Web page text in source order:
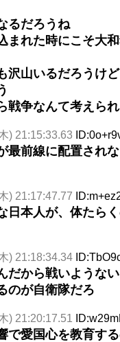
るだろうね
まれた時にこそ大
沢山いるだろうけ
戦争なんて考えら
) 21:15:33.63
最前線に配置され
) 21:17:47.77
日本人が、体たら
) 21:18:34.34
だから戦いようない
のが自衛隊だろ
) 21:20:17.51
で愛国心を教育す